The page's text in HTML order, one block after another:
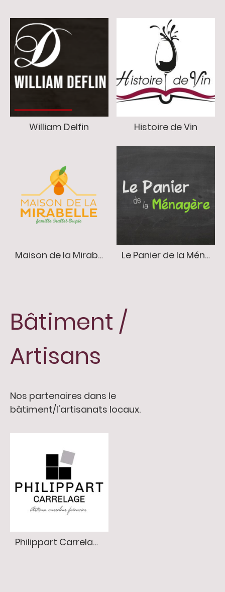
William Delfin Histoire de Vin
Maison de la Mirabelle Le Panier de la Ménagère
Bâtiment /
Artisans
Nos partenaires dans le
bâtiment/l'artisanats locaux.
Philippart Carrelage